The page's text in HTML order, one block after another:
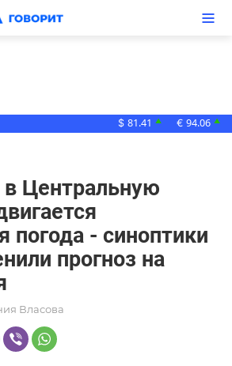
$ 81.41 ▲ € 94.06 ▲
Центральную
погода - синоптики
прогноз на
Власова